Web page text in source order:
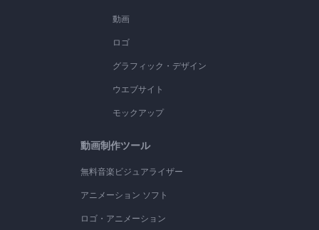
動画
ロゴ
グラフィック・デザイン
ウエブサイト
モックアップ
動画制作ツール
無料音楽ビジュアライザー
アニメーション ソフト
ロゴ・アニメーション